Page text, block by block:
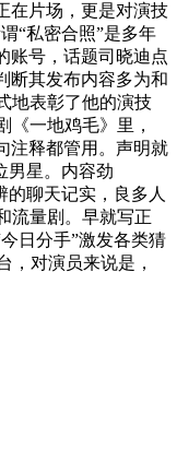
在片场，更是对演技
“私密合照”是多年
账号，话题司晓迪点
断其发布内容多为和
地表彰了他的演技
《一地鸡毛》里，
注释都管用。声明就
男星。内容劲
聊天记实，良多人
流量剧。早就写正
日分手”激发各类猜
，对演员来说是，